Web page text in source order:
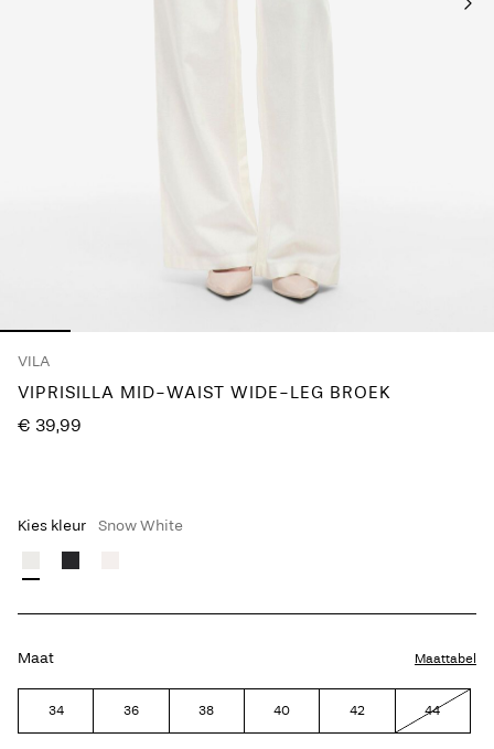
VILA
VIPRISILLA MID-WAIST WIDE-LEG BROEK
€ 39,99
Kies kleur Snow White
Maat Maattabel
34 36 38 40 42 44